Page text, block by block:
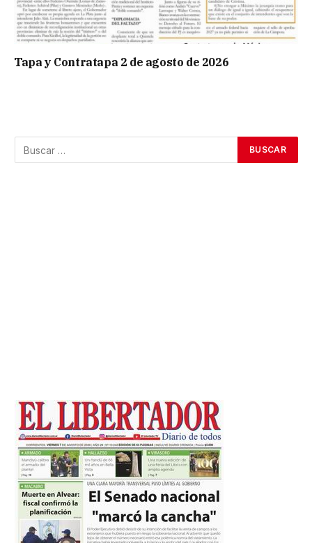
Tapa y Contratapa 2 de agosto de 2026